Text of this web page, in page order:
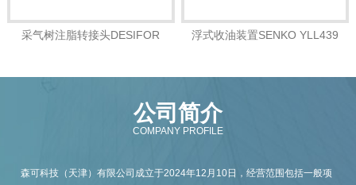
采气树注脂转接头DESIFOR
浮式收油装置SENKO YLL439
公司简介
COMPANY PROFILE
森可科技（天津）有限公司成立于2024年12月10日，经营范围包括一般项